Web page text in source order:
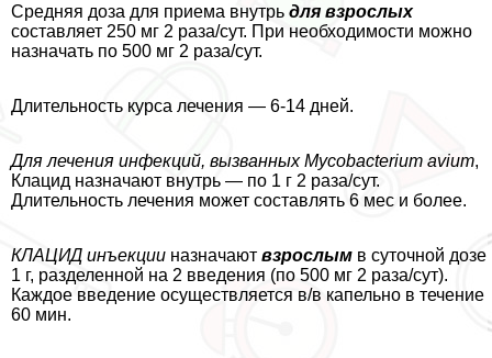
Средняя доза для приема внутрь для взрослых
составляет 250 мг 2 раза/сут. При необходимости можно
назначать по 500 мг 2 раза/сут.
Длительность курса лечения — 6-14 дней.
Для лечения инфекций, вызванных Mycobacterium avium,
Клацид назначают внутрь — по 1 г 2 раза/сут.
Длительность лечения может составлять 6 мес и более.
КЛАЦИД инъекции назначают взрослым в суточной дозе
1 г, разделенной на 2 введения (по 500 мг 2 раза/сут).
Каждое введение осуществляется в/в капельно в течение
60 мин.